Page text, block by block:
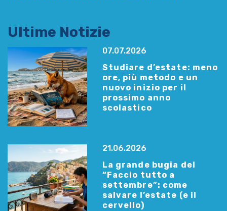
Ultime Notizie
07.07.2026
Studiare d’estate: meno
ore, più metodo e un
nuovo inizio per il
prossimo anno
scolastico
21.06.2026
La grande bugia del
“Faccio tutto a
settembre”: come
salvare l’estate (e il
cervello)